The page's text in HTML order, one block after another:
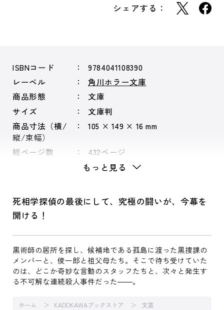
シェアする：
ISBNコード
9784041108390
レーベル
角川ホラー文庫
商品形態
文庫
サイズ
文庫判
商品寸法（横/
縦/束幅）
105 × 149 × 16 mm
総ページ数 432ページ
もっと見る
死相学探偵の最後にして、究極の闘いが、今幕を
開ける！
黒術師の居所を探し、候補地である孤島に渡った黒捜課の
メンバーと、俊一郎と祖父母たち。そこで待ち受けていた
のは、どこか奇妙な言動のスタッフたちと、次々と発生す
る不可解な連続殺人事件だった――。
ホーム KADOKAWAブックストア 文芸